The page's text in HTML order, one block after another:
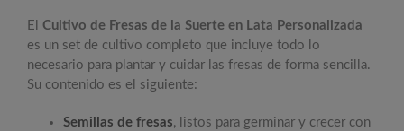
ElCultivo de Fresas de la Suerte en Lata Personalizada
es un set de cultivo completo que incluye todo lo
necesario para plantar y cuidar las fresas de forma sencilla.
Su contenido es el siguiente:
Semillas de fresas, listos para germinar y crecer con